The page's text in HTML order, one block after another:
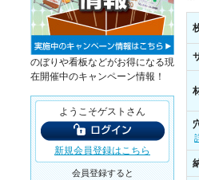
のぼりや看板などがお得になる現
在開催中のキャンペーン情報！
ようこそゲストさん
新規会員登録はこちら
会員登録すると